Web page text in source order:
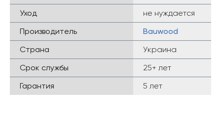
Уход
не нуждается
Производитель
Bauwood
Страна
Украина
Срок службы
25+ лет
Гарантия
5 лет